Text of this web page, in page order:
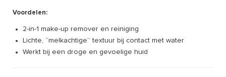
Voordelen:
2-in-1 make-up remover en reiniging
Lichte, “melkachtige” textuur bij contact met water
Werkt bij een droge en gevoelige huid